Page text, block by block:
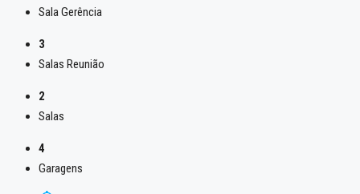
Sala Gerência
3
Salas Reunião
2
Salas
4
Garagens